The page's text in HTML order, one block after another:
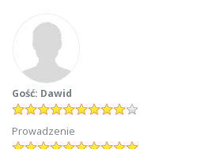
Gość: Dawid
Prowadzenie